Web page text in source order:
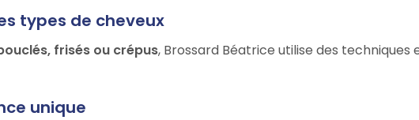
types de cheveux
frisés ou crépus, Brossard Béatrice utilise des
unique